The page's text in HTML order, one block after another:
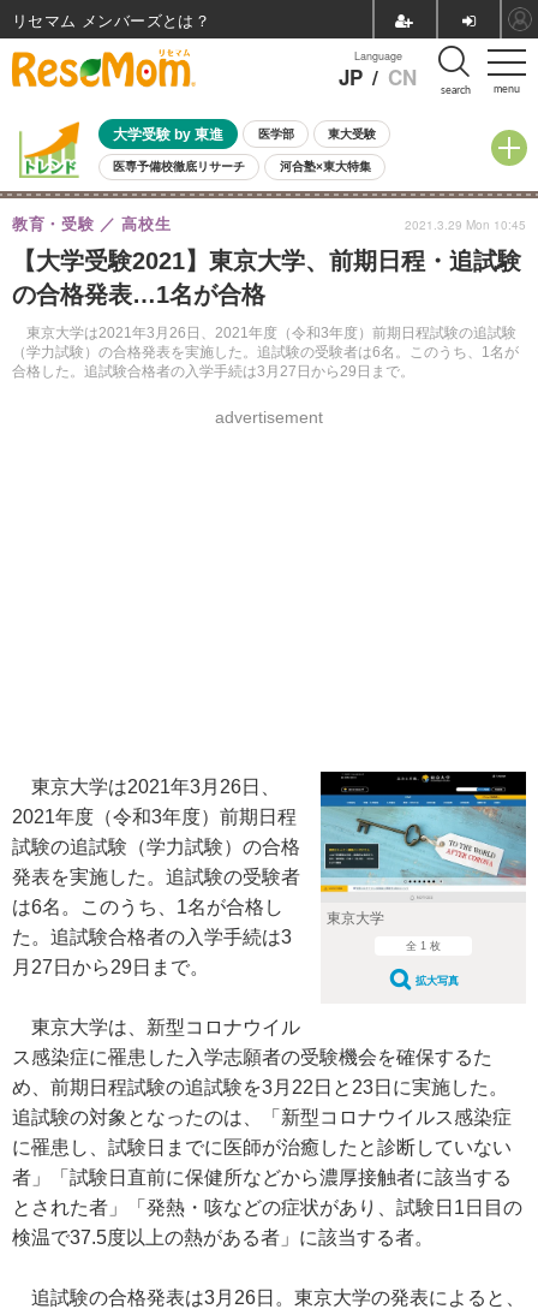
menu
Language
JP / CN search
大学受験 by 東進 医学部 東大受験
医専予備校徹底リサーチ 河合塾×東大特集
親子で考える大学選び 高校受験 中学受験 小学校受験
共通テスト 夏休み
8月開催イベント・WS 全国公立高校 過去問 人気記事
自由研究教材（小学生向け） 自由研究教材（中学生向け）
【大学受験2021】東京大学、前期日程・追試験
の合格発表…1名が合格
東京大学は2021年3月26日、2021年度（令和3年度）前期日程試験の追試験
（学力試験）の合格発表を実施した。追試験の受験者は6名。このうち、1名が
合格した。追試験合格者の入学手続は3月27日から29日まで。
教育・受験 高校生
advertisement
2021.3.29 Mon 10:45
東京大学
全 1 枚
拡大写真
東京大学は2021年3月26日、
2021年度（令和3年度）前期日程
試験の追試験（学力試験）の合格
発表を実施した。追試験の受験者
は6名。このうち、1名が合格し
た。追試験合格者の入学手続は3
月27日から29日まで。
東京大学は、新型コロナウイル
ス感染症に罹患した入学志願者の受験機会を確保するた
め、前期日程試験の追試験を3月22日と23日に実施した。
追試験の対象となったのは、「新型コロナウイルス感染症
に罹患し、試験日までに医師が治癒したと診断していない
者」「試験日直前に保健所などから濃厚接触者に該当する
とされた者」「発熱・咳などの症状があり、試験日1日目の
検温で37.5度以上の熱がある者」に該当する者。
追試験の合格発表は3月26日。東京大学の発表によると、
リセマム メンバーズ